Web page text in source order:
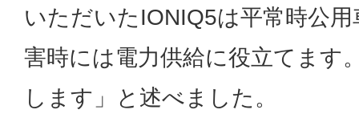
いただいたIONIQ5は平常時公
害時には電力供給に役立てます
します」と述べました。